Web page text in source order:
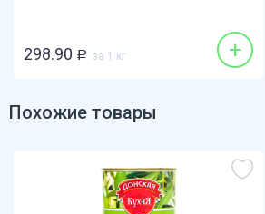
298.90 Р за 1 кг +
Похожие товары